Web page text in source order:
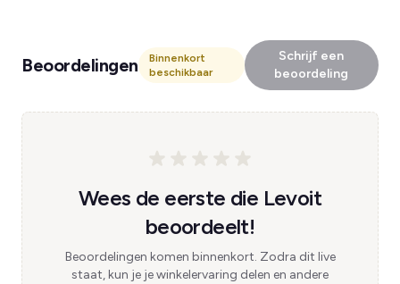
Beoordelingen
Binnenkort
beschikbaar
Schrijf een
beoordeling
Wees de eerste die Levoit
beoordeelt!
Beoordelingen komen binnenkort. Zodra dit live
staat, kun je je winkelervaring delen en andere